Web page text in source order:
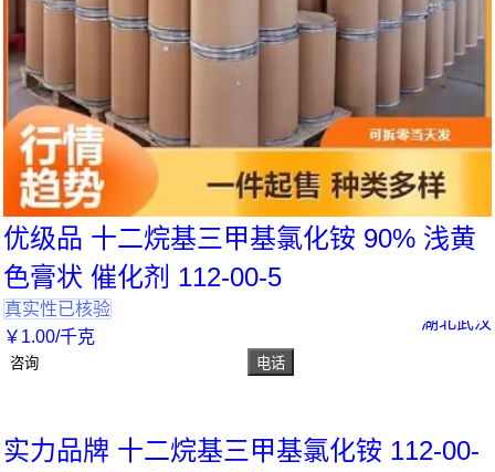
优级品 十二烷基三甲基氯化铵 90% 浅黄
色膏状 催化剂 112-00-5
真实性已核验
￥ 1.00/千克
湖北武汉
咨询 电话
实力品牌 十二烷基三甲基氯化铵 112-00-